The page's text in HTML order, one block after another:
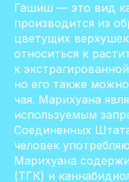
Гашиш — это вид
производится из
цветущих
относиться к
к
но его также
чая. Марихуана
используемым
Соединенных
человек
Марихуана
(ТГК) и